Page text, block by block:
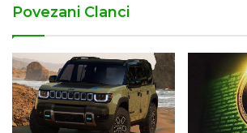
Povezani Clanci